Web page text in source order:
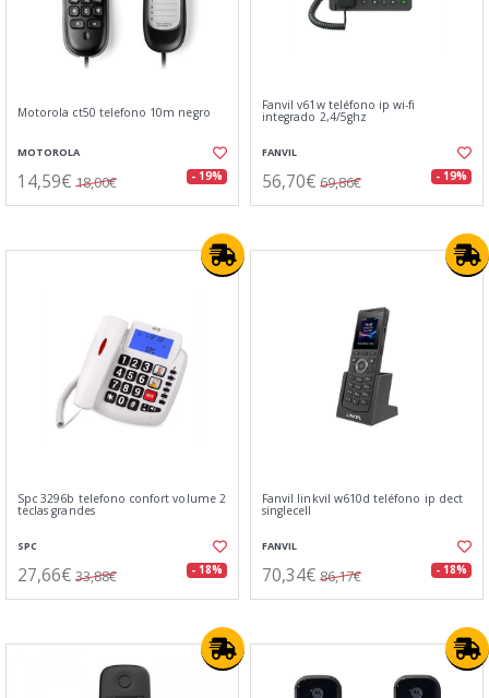
Motorola ct50 telefono 10m negro
MOTOROLA
14,59€ 18,00€ - 19%
Fanvil v61w teléfono ip wi-fi
integrado 2,4/5ghz
FANVIL
56,70€ 69,86€ - 19%
Spc 3296b telefono confort volume 2
teclas grandes
SPC
27,66€ 33,88€ - 18%
Fanvil linkvil w610d teléfono ip dect
singlecell
FANVIL
70,34€ 86,17€ - 18%